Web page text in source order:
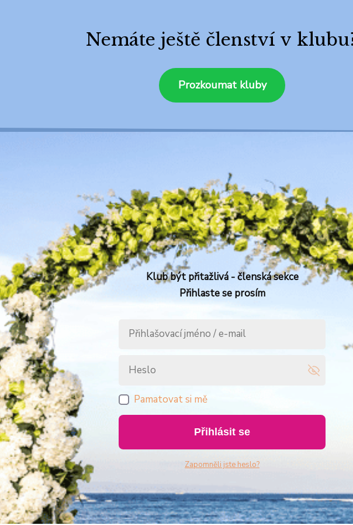
Nemáte ještě členství v
Prozkoumat kluby
Klub být přitažlivá - členská sekce
Přihlaste se prosím
Pamatovat si mě
Přihlásit se
Zapomněli jste heslo?